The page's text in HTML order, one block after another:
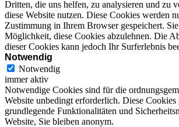
Dritten, die uns helfen, zu analysieren und zu
diese Website nutzen. Diese Cookies werden
Zustimmung in Ihrem Browser gespeichert.
Möglichkeit, diese Cookies abzulehnen. Die
dieser Cookies kann jedoch Ihr Surferlebnis
Notwendig
Notwendig
immer aktiv
Notwendige Cookies sind für die
Website unbedingt erforderlich. Diese Cookies
grundlegende Funktionalitäten und
Website, Sie bleiben anonym.